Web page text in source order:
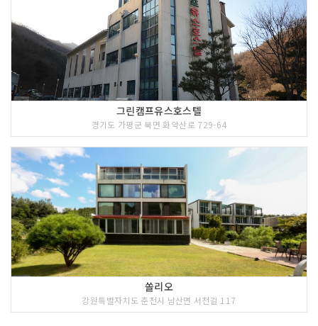
그린캠프유스호스텔
경기도 가평군 북면 화악산로 729-64
쏠리오
강원특별자치도 춘천시 남산면 서천길 117